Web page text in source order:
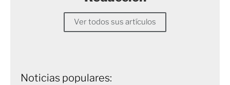
Ver todos sus artículos
Noticias populares: